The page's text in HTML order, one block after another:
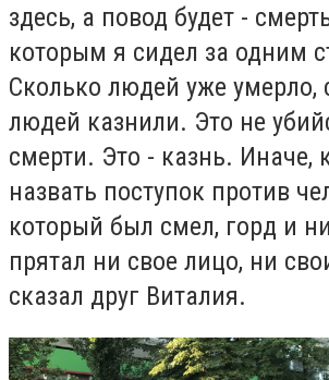
здесь, а повод будет -
которым я сидел за одним
Сколько людей уже умерло,
людей казнили. Это не
смерти. Это - казнь. Иначе,
назвать поступок против
который был смел, горд и
прятал ни свое лицо, ни
сказал друг Виталия.